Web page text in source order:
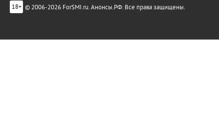
18+ © 2006-2026 ForSMI.ru. Анонсы.РФ. Все права защищены.